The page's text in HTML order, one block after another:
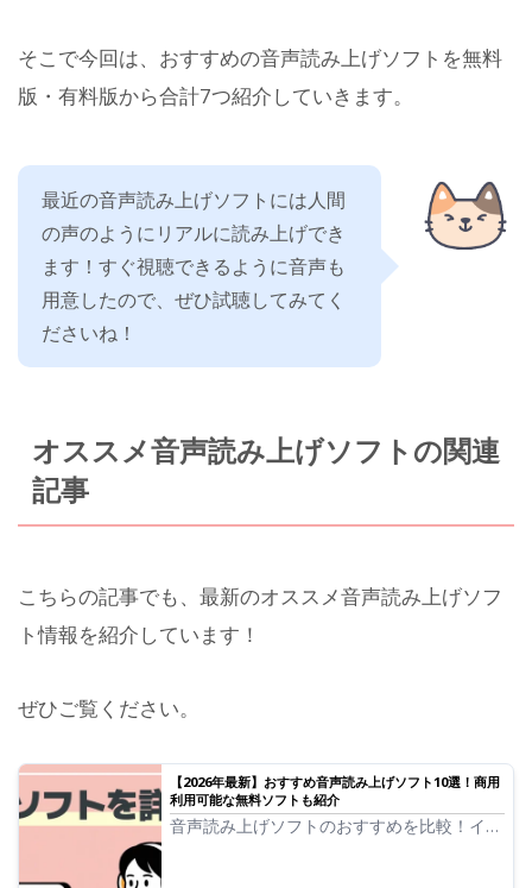
そこで今回は、おすすめの音声読み上げソフトを無料
版・有料版から合計7つ紹介していきます。
最近の音声読み上げソフトには人間
の声のようにリアルに読み上げでき
ます！すぐ視聴できるように音声も
用意したので、ぜひ試聴してみてく
ださいね！
オススメ音声読み上げソフトの関連
記事
こちらの記事でも、最新のオススメ音声読み上げソフ
ト情報を紹介しています！
ぜひご覧ください。
【2026年最新】おすすめ音声読み上げソフト10選！商用
利用可能な無料ソフトも紹介
音声読み上げソフトのおすすめを比較！イン